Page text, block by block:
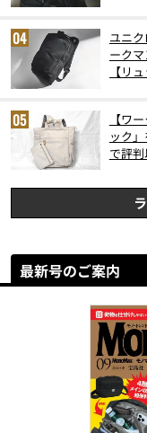
ユニ
ーク
【リ
【ワ
ック
で評
最新号のご案内